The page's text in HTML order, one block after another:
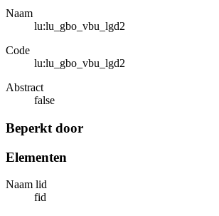
Naam
lu:lu_gbo_vbu_lgd2
Code
lu:lu_gbo_vbu_lgd2
Abstract
false
Beperkt door
Elementen
Naam lid
fid